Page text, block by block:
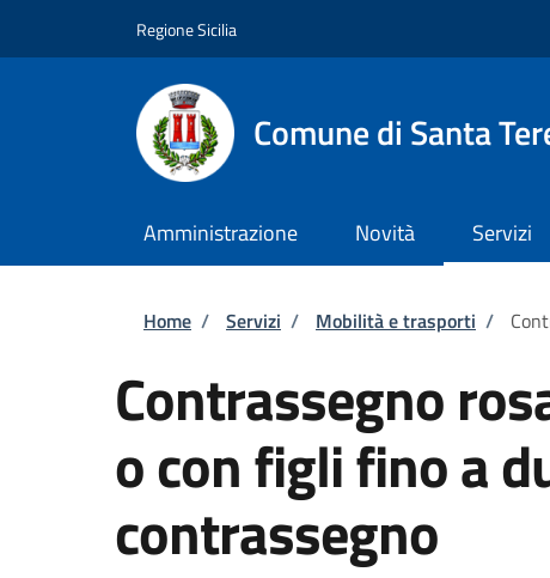
Regione Sicilia
Comune di Santa
Amministrazione Novità Servizi
Briciole di pane
Home / Servizi / Mobilità e trasporti /
Contrassegno
o con figli fino a
contrassegno